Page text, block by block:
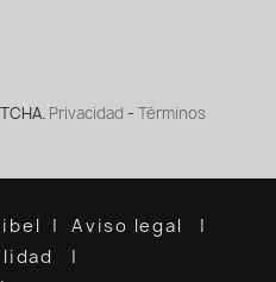
Privacidad - Términos
Aviso legal